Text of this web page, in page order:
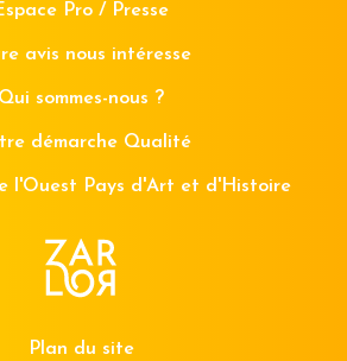
Pro / Presse
avis nous intéresse
Qui sommes-nous ?
démarche Qualité
l'Ouest Pays d'Art et d'Histoire
Plan du site